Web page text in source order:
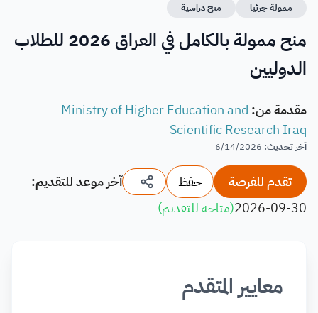
ممولة جزئيا منح دراسية
منح ممولة بالكامل في العراق 2026 للطلاب
الدوليين
مقدمة من:
Ministry of Higher Education and
Scientific Research Iraq
آخر تحديث:
6/14/2026
تقدم للفرصة حفظ
آخر موعد للتقديم:
2026-09-30
(متاحة للتقديم)
معايير المتقدم